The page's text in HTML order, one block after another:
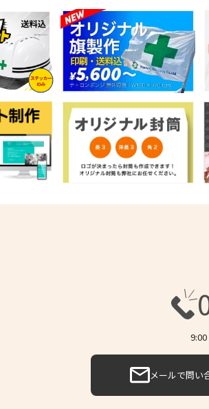
メールで問い